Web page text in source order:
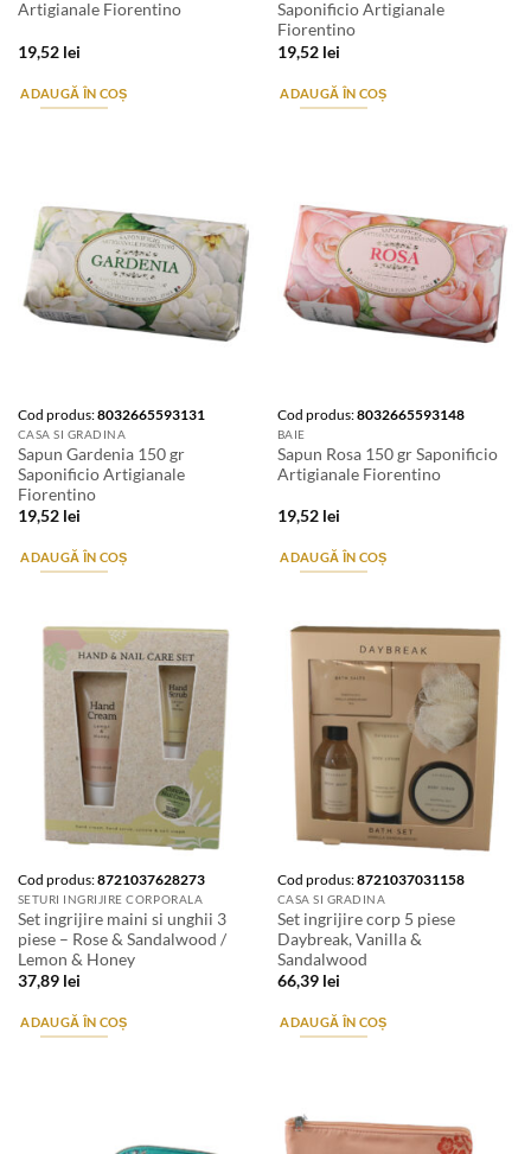
Artigianale Fiorentino
19,52 lei
ADAUGĂ ÎN COȘ
Saponificio Artigianale
Fiorentino
19,52 lei
ADAUGĂ ÎN COȘ
Cod produs:8032665593131
CASA SI GRADINA
Sapun Gardenia 150 gr
Saponificio Artigianale
Fiorentino
19,52 lei
ADAUGĂ ÎN COȘ
Cod produs:8032665593148
BAIE
Sapun Rosa 150 gr Saponificio
Artigianale Fiorentino
19,52 lei
ADAUGĂ ÎN COȘ
Cod produs:8721037628273
SETURI INGRIJIRE CORPORALA
Set ingrijire maini si unghii 3
piese – Rose & Sandalwood /
Lemon & Honey
37,89 lei
ADAUGĂ ÎN COȘ
Cod produs:8721037031158
CASA SI GRADINA
Set ingrijire corp 5 piese
Daybreak, Vanilla &
Sandalwood
66,39 lei
ADAUGĂ ÎN COȘ